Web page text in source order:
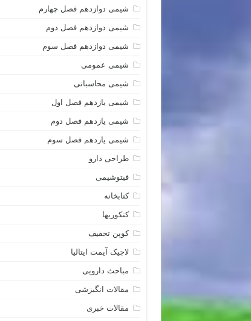
شیمی دوازدهم فصل چهارم
شیمی دوازدهم فصل دوم
شیمی دوازدهم فصل سوم
شیمی عمومی
شیمی محاسباتی
شیمی یازدهم فصل اول
شیمی یازدهم فصل دوم
شیمی یازدهم فصل سوم
طراحی دارو
فیتوشیمی
کتابخانه
کنکوریها
کوپن تخفیف
لاجیک آیمت ایتالیا
مباحث دارویی
مقالات انگیزشی
مقالات خبری